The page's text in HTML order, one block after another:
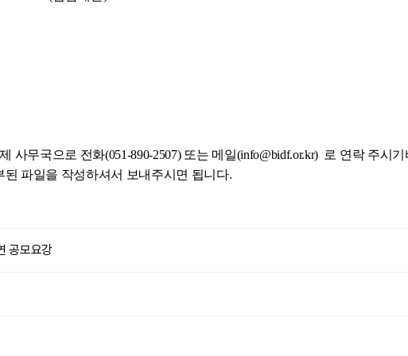
사무국으로 전화(051-890-2507) 또는 메일(info@bidf.or.kr) 로 연락 주시
파일을 작성하셔서 보내주시면 됩니다.
공모요강